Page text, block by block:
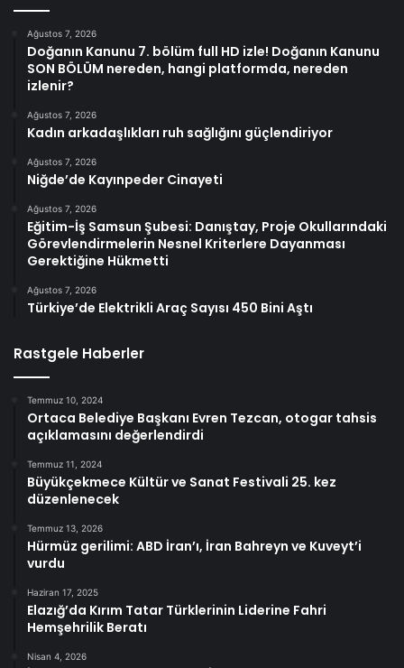
Ağustos 7, 2026
Doğanın Kanunu 7. bölüm full HD izle! Doğanın Kanunu
SON BÖLÜM nereden, hangi platformda, nereden
izlenir?
Ağustos 7, 2026
Kadın arkadaşlıkları ruh sağlığını güçlendiriyor
Ağustos 7, 2026
Niğde’de Kayınpeder Cinayeti
Ağustos 7, 2026
Eğitim-İş Samsun Şubesi: Danıştay, Proje Okullarındaki
Görevlendirmelerin Nesnel Kriterlere Dayanması
Gerektiğine Hükmetti
Ağustos 7, 2026
Türkiye’de Elektrikli Araç Sayısı 450 Bini Aştı
Rastgele Haberler
Temmuz 10, 2024
Ortaca Belediye Başkanı Evren Tezcan, otogar tahsis
açıklamasını değerlendirdi
Temmuz 11, 2024
Büyükçekmece Kültür ve Sanat Festivali 25. kez
düzenlenecek
Temmuz 13, 2026
Hürmüz gerilimi: ABD İran’ı, İran Bahreyn ve Kuveyt’i
vurdu
Haziran 17, 2025
Elazığ’da Kırım Tatar Türklerinin Liderine Fahri
Hemşehrilik Beratı
Nisan 4, 2026